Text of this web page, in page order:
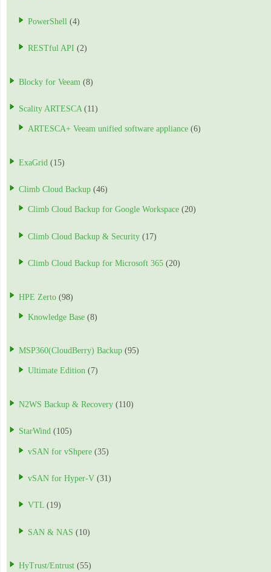
PowerShell (4)
RESTful API (2)
Blocky for Veeam (8)
Scality ARTESCA (11)
ARTESCA+ Veeam unified software appliance (6)
ExaGrid (15)
Climb Cloud Backup (46)
Climb Cloud Backup for Google Workspace (20)
Climb Cloud Backup & Security (17)
Climb Cloud Backup for Microsoft 365 (20)
HPE Zerto (98)
Knowledge Base (8)
MSP360(CloudBerry) Backup (95)
Ultimate Edition (7)
N2WS Backup & Recovery (110)
StarWind (105)
vSAN for vShpere (35)
vSAN for Hyper-V (31)
VTL (19)
SAN & NAS (10)
HyTrust/Entrust (55)